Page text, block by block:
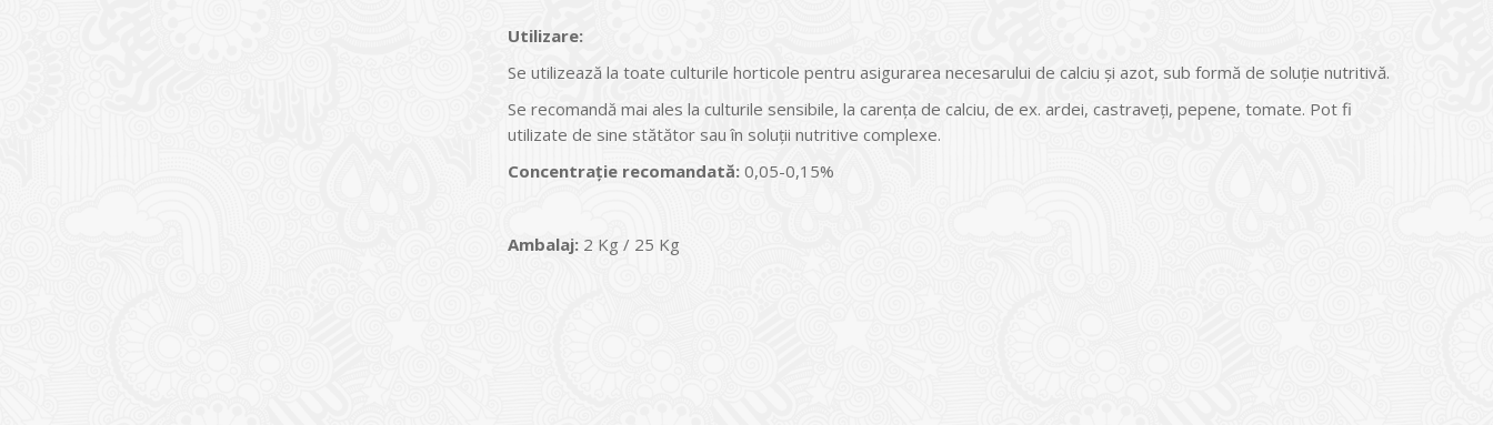
Utilizare:
Se utilizează la toate culturile horticole pentru asigurarea necesarului de calciu și azot, sub formă de soluție nutritivă.
Se recomandă mai ales la culturile sensibile, la carența de calciu, de ex. ardei, castraveți, pepene, tomate. Pot fi
utilizate de sine stătător sau în soluții nutritive complexe.
Concentrație recomandată: 0,05-0,15%
Ambalaj: 2 Kg / 25 Kg